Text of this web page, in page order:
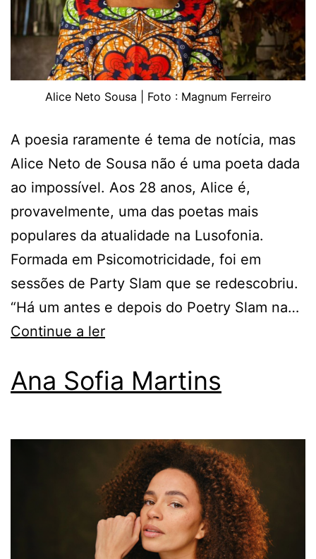
Alice Neto Sousa | Foto : Magnum Ferreiro
A poesia raramente é tema de notícia, mas
Alice Neto de Sousa não é uma poeta dada
ao impossível. Aos 28 anos, Alice é,
provavelmente, uma das poetas mais
populares da atualidade na Lusofonia.
Formada em Psicomotricidade, foi em
sessões de Party Slam que se redescobriu.
“Há um antes e depois do Poetry Slam na…
Continue a ler
Ana Sofia Martins